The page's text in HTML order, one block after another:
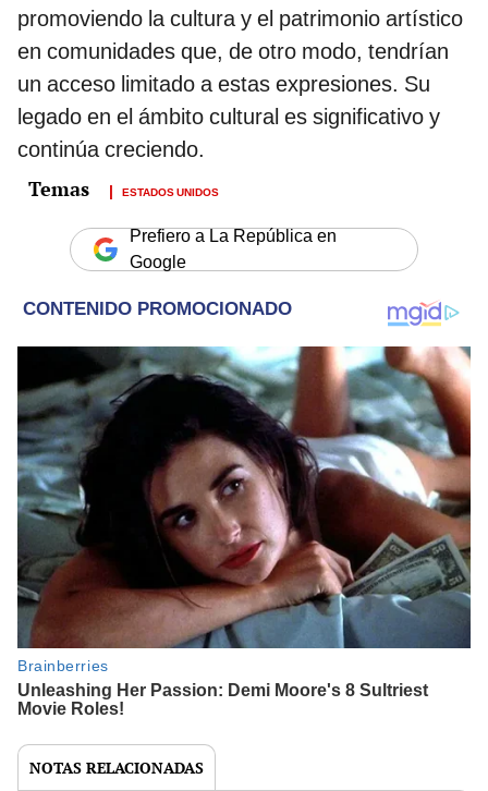
promoviendo la cultura y el patrimonio artístico
en comunidades que, de otro modo, tendrían
un acceso limitado a estas expresiones. Su
legado en el ámbito cultural es significativo y
continúa creciendo.
ESTADOS UNIDOS
Prefiero a La República en
Google
NOTAS RELACIONADAS